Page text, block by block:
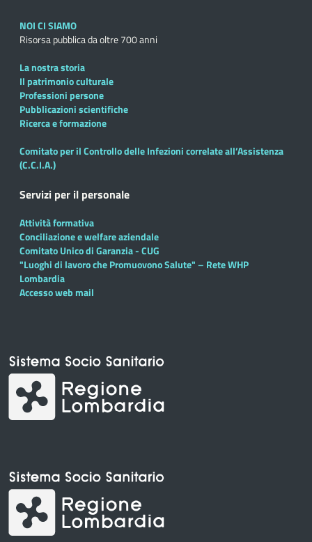
NOI CI SIAMO
Risorsa pubblica da oltre 700 anni
La nostra storia
Il patrimonio culturale
Professioni persone
Pubblicazioni scientifiche
Ricerca e formazione
Comitato per il Controllo delle Infezioni correlate all’Assistenza
(C.C.I.A.)
Servizi per il personale
Attività formativa
Conciliazione e welfare aziendale
Comitato Unico di Garanzia - CUG
"Luoghi di lavoro che Promuovono Salute" – Rete WHP
Lombardia
Accesso web mail